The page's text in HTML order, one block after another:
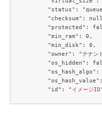
	"id": "
イメージID